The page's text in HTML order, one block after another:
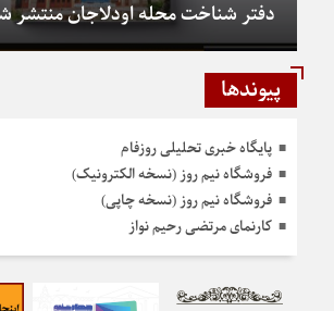
دفتر شناخت محله اودلاجان منتشر
پیوندها
پایگاه خبری تحلیلی روزفام
فروشگاه نیم روز (نسخه الکترونیک)
فروشگاه نیم روز (نسخه چاپی)
کارنمای مرتضی رحیم نواز